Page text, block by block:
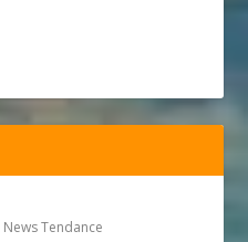
News Tendance